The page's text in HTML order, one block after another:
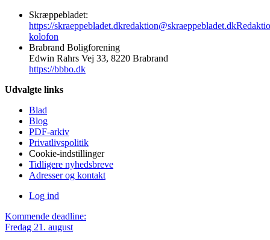
Skræppebladet:
https://skraeppebladet.dkredaktion@skraeppebladet.dk
kolofon
Brabrand Boligforening
Edwin Rahrs Vej 33, 8220 Brabrand
https://bbbo.dk
Udvalgte links
Blad
Blog
PDF-arkiv
Privatlivspolitik
Cookie-indstillinger
Tidligere nyhedsbreve
Adresser og kontakt
Log ind
Kommende deadline:
Fredag 21. august